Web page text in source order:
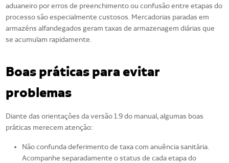
aduaneiro por erros de preenchimento ou confusão entre etapas do
processo são especialmente custosos. Mercadorias paradas em
armazéns alfandegados geram taxas de armazenagem diárias que
se acumulam rapidamente.
Boas práticas para evitar
problemas
Diante das orientações da versão 1.9 do manual, algumas boas
práticas merecem atenção:
Não confunda deferimento de taxa com anuência sanitária.
Acompanhe separadamente o status de cada etapa do